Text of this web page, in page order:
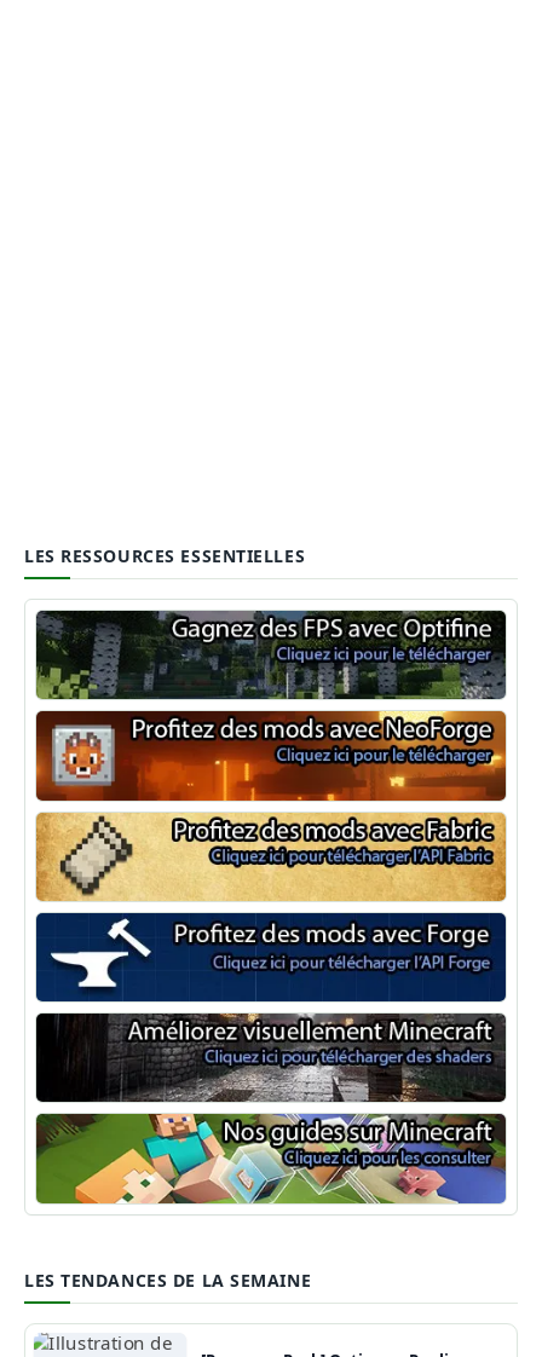
LES RESSOURCES ESSENTIELLES
Optifine
NeoForge
Minecraft Fabric
Minecraft Forge
Shaders Minecraft
Guide Minecraft
LES TENDANCES DE LA SEMAINE